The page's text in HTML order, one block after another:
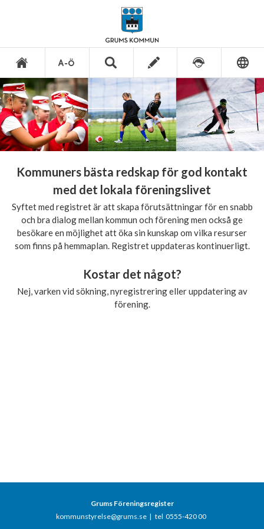
Kommuners bästa redskap för god kontakt
med det lokala föreningslivet
Syftet med registret är att skapa förutsättningar för en snabb
och bra dialog mellan kommun och förening men också ge
besökare en möjlighet att öka sin kunskap om vilka resurser
som finns på hemmaplan. Registret uppdateras kontinuerligt.
Kostar det något?
Nej, varken vid sökning, nyregistrering eller uppdatering av
förening.
Grums Föreningsregister
kommunstyrelse@grums.se| tel 0555-420 00